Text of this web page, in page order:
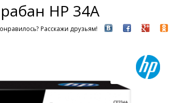
HP 34A
Расскажи друзьям!